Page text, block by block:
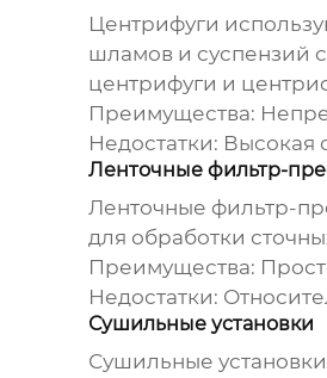
Центрифуги
шламов и суспензий
центрифуги и
Преимущества:
Недостатки: Высокая
Ленточные фильтр-
Ленточные фильтр-
для обработки
Преимущества:
Недостатки:
Сушильные установки
Сушильные